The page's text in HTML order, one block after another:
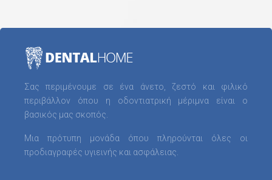
Σας περιμένουμε σε ένα άνετο, ζεστό και φιλικό
περιβάλλον όπου η οδοντιατρική μέριμνα είναι ο
βασικός μας σκοπός.
Μια πρότυπη μονάδα όπου πληρούνται όλες οι
προδιαγραφές υγιεινής και ασφάλειας.